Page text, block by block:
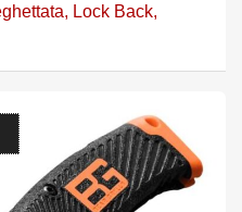
, Lock Back,